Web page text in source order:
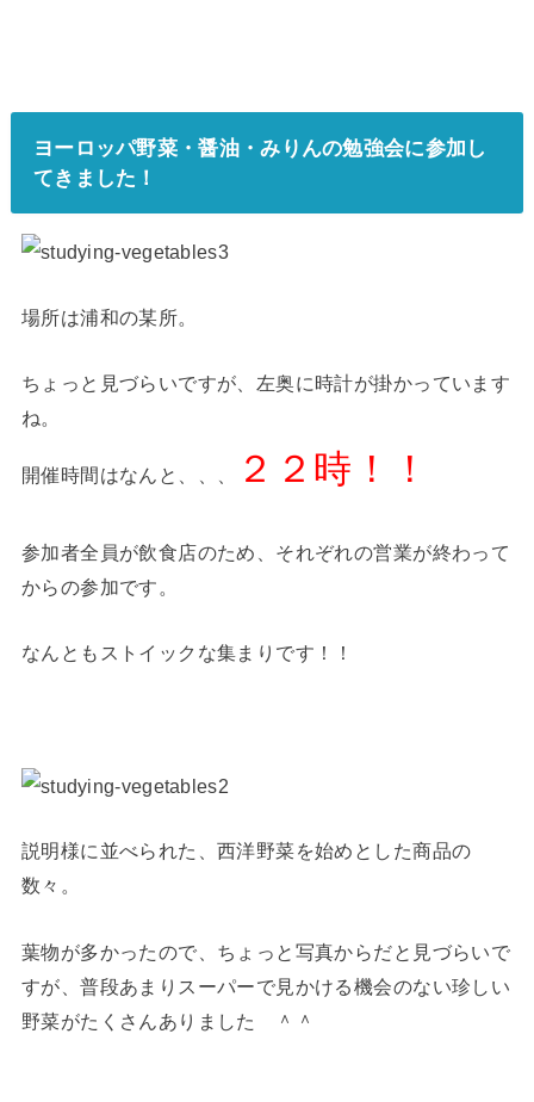
ヨーロッパ野菜・醤油・みりんの勉強会に参加し
てきました！
場所は浦和の某所。
ちょっと見づらいですが、左奥に時計が掛かっています
ね。
開催時間はなんと、、、 ２２時！！
参加者全員が飲食店のため、それぞれの営業が終わって
からの参加です。
なんともストイックな集まりです！！
説明様に並べられた、西洋野菜を始めとした商品の
数々。
葉物が多かったので、ちょっと写真からだと見づらいで
すが、普段あまりスーパーで見かける機会のない珍しい
野菜がたくさんありました ＾＾